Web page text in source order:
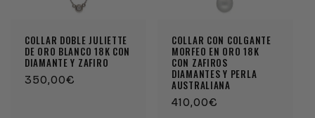
COLLAR DOBLE JULIETTE
DE ORO BLANCO 18K CON
DIAMANTE Y ZAFIRO
Precio
350,00€
COLLAR CON COLGANTE
MORFEO EN ORO 18K
CON ZAFIROS
DIAMANTES Y PERLA
AUSTRALIANA
Precio
410,00€